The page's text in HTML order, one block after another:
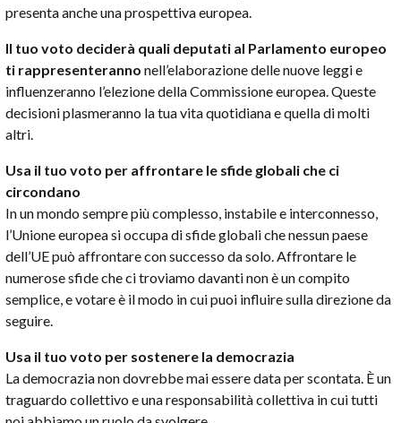
presenta anche una prospettiva europea.
Il tuo voto deciderà quali deputati al Parlamento europeo
ti rappresenteranno nell’elaborazione delle nuove leggi e
influenzeranno l’elezione della Commissione europea. Queste
decisioni plasmeranno la tua vita quotidiana e quella di molti
altri.
Usa il tuo voto per affrontare le sfide globali che ci
circondano
In un mondo sempre più complesso, instabile e interconnesso,
l’Unione europea si occupa di sfide globali che nessun paese
dell’UE può affrontare con successo da solo. Affrontare le
numerose sfide che ci troviamo davanti non è un compito
semplice, e votare è il modo in cui puoi influire sulla direzione da
seguire.
Usa il tuo voto per sostenere la democrazia
La democrazia non dovrebbe mai essere data per scontata. È un
traguardo collettivo e una responsabilità collettiva in cui tutti